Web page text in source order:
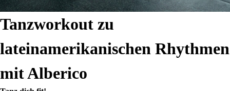
Tanzworkout zu
lateinamerikanischen Rhythmen
mit Alberico